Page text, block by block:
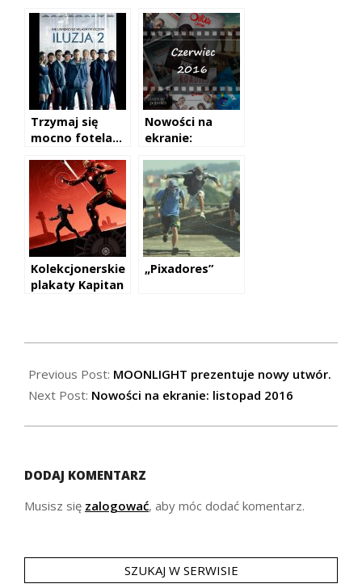
Trzymaj się
mocno fotela…
Nowości na
ekranie:
Kolekcjonerskie
plakaty Kapitan
„Pixadores”
11-
02
Previous Post: MOONLIGHT prezentuje nowy utwór.
Next Post: Nowości na ekranie: listopad 2016
DODAJ KOMENTARZ
Musisz się zalogować, aby móc dodać komentarz.
SZUKAJ W SERWISIE